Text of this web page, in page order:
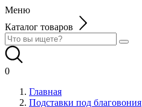
Меню
Каталог товаров
0
Главная
Подставки под благовония